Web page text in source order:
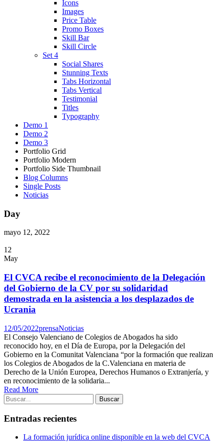
Icons
Images
Price Table
Promo Boxes
Skill Bar
Skill Circle
Set 4
Social Shares
Stunning Texts
Tabs Horizontal
Tabs Vertical
Testimonial
Titles
Typography
Demo 1
Demo 2
Demo 3
Portfolio Grid
Portfolio Modern
Portfolio Side Thumbnail
Blog Columns
Single Posts
Noticias
Day
mayo 12, 2022
12
May
El CVCA recibe el reconocimiento de la Delegación
del Gobierno de la CV por su solidaridad
demostrada en la asistencia a los desplazados de
Ucrania
12/05/2022prensaNoticias
El Consejo Valenciano de Colegios de Abogados ha sido
reconocido hoy, en el Día de Europa, por la Delegación del
Gobierno en la Comunitat Valenciana “por la formación que realizan
los Colegios de Abogados de la C.Valenciana en materia de
Derecho de la Unión Europea, Derechos Humanos o Extranjería, y
en reconocimiento de la solidaria...
Read More
Entradas recientes
La formación jurídica online disponible en la web del CVCA